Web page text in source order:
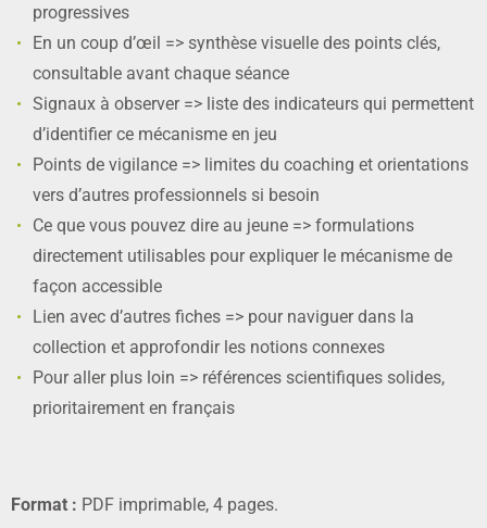
progressives
En un coup d’œil => synthèse visuelle des points clés,
consultable avant chaque séance
Signaux à observer => liste des indicateurs qui permettent
d’identifier ce mécanisme en jeu
Points de vigilance => limites du coaching et orientations
vers d’autres professionnels si besoin
Ce que vous pouvez dire au jeune => formulations
directement utilisables pour expliquer le mécanisme de
façon accessible
Lien avec d’autres fiches => pour naviguer dans la
collection et approfondir les notions connexes
Pour aller plus loin => références scientifiques solides,
prioritairement en français
Format : PDF imprimable, 4 pages.